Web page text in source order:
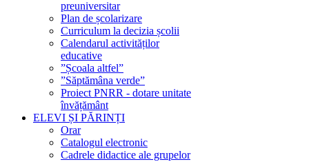
preuniversitar
Plan de școlarizare
Curriculum la decizia școlii
Calendarul activităților
educative
”Școala altfel”
”Săptămâna verde”
Proiect PNRR - dotare unitate
învățământ
ELEVI ȘI PĂRINȚI
Orar
Catalogul electronic
Cadrele didactice ale grupelor